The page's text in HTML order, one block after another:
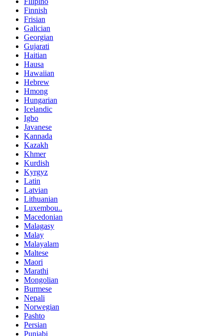
Finnish
Frisian
Galician
Georgian
Gujarati
Haitian
Hausa
Hawaiian
Hebrew
Hmong
Hungarian
Icelandic
Igbo
Javanese
Kannada
Kazakh
Khmer
Kurdish
Kyrgyz
Latin
Latvian
Lithuanian
Luxembou..
Macedonian
Malagasy
Malay
Malayalam
Maltese
Maori
Marathi
Mongolian
Burmese
Nepali
Norwegian
Pashto
Persian
Punjabi